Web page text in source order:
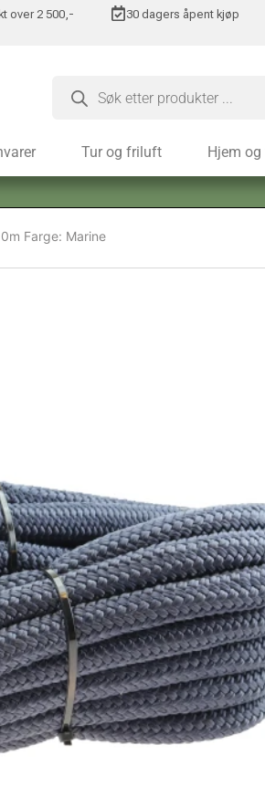
over 2 500,- 30 dagers åpent kjøp
Tur og friluft Hjem
Farge: Marine